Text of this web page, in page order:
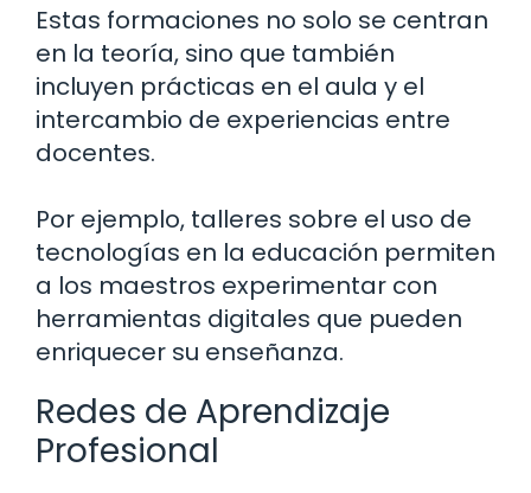
Estas formaciones no solo se centran
en la teoría, sino que también
incluyen prácticas en el aula y el
intercambio de experiencias entre
docentes.
Por ejemplo, talleres sobre el uso de
tecnologías en la educación permiten
a los maestros experimentar con
herramientas digitales que pueden
enriquecer su enseñanza.
Redes de Aprendizaje
Profesional